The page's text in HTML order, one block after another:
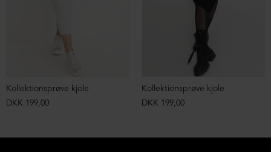
Kollektionsprøve kjole
DKK 199,00
Kollektionsprøve kjole
DKK 199,00